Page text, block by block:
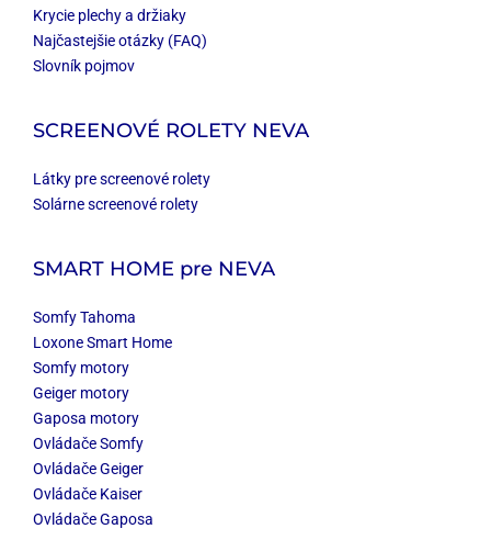
Krycie plechy a držiaky
Najčastejšie otázky (FAQ)
Slovník pojmov
SCREENOVÉ ROLETY NEVA
Látky pre screenové rolety
Solárne screenové rolety
SMART HOME pre NEVA
Somfy Tahoma
Loxone Smart Home
Somfy motory
Geiger motory
Gaposa motory
Ovládače Somfy
Ovládače Geiger
Ovládače Kaiser
Ovládače Gaposa